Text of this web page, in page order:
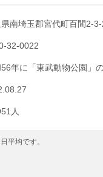
南埼玉郡宮代町百間2-
32-0022
年に「東武動物公園」
人
平均です。